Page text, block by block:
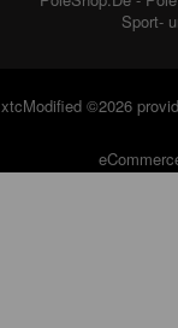
Sport-
xtcModified©2026